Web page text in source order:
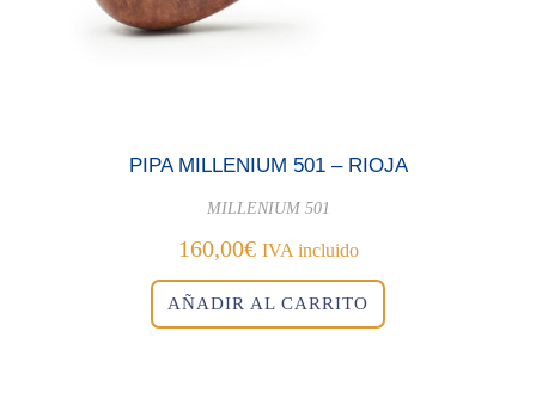
PIPA MILLENIUM 501 – RIOJA
MILLENIUM 501
160,00€ IVA incluido
AÑADIR AL CARRITO